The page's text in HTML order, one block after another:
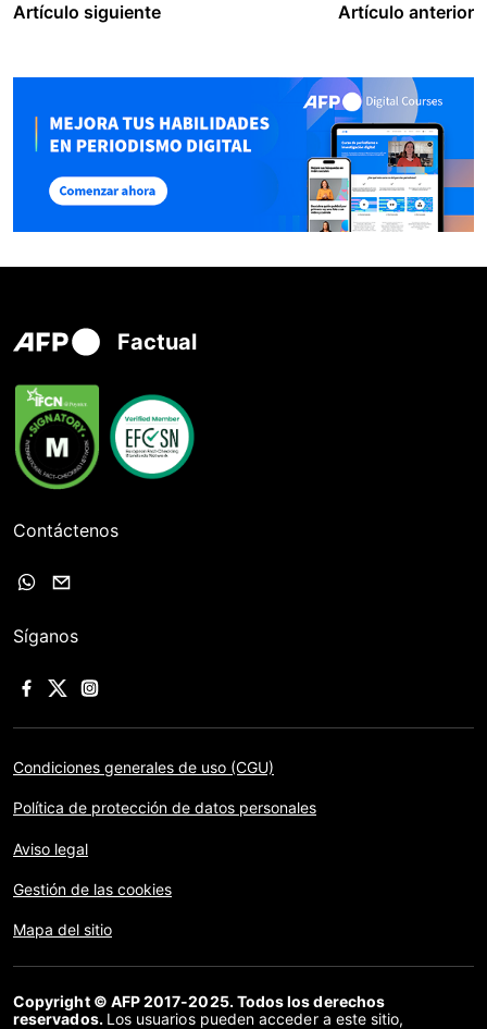
Artículo siguiente Artículo anterior
Factual
Contáctenos
Síganos
Condiciones generales de uso (CGU)
Política de protección de datos personales
Aviso legal
Gestión de las cookies
Mapa del sitio
Copyright © AFP 2017-2025. Todos los derechos
reservados. Los usuarios pueden acceder a este sitio,